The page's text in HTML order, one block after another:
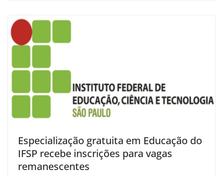
Especialização gratuita em Educação do
IFSP recebe inscrições para vagas
remanescentes